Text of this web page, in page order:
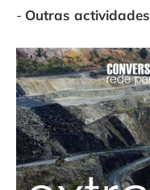
- Outras actividades